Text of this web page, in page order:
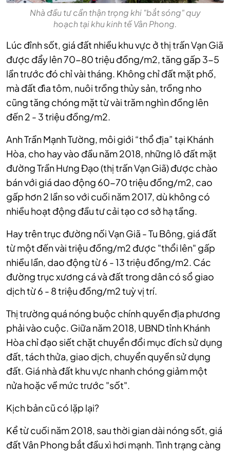
Nhà đầu tư cần thận trọng khi "bắt sóng" quy
hoạch tại khu kinh tế Vân Phong.
Lúc đỉnh sốt, giá đất nhiều khu vực ở thị trấn Vạn Giã
được đẩy lên 70-80 triệu đồng/m2, tăng gấp 3-5
lần trước đó chỉ vài tháng. Không chỉ đất mặt phố,
mà đất đìa tôm, nuôi trồng thủy sản, trồng nho
cũng tăng chóng mặt từ vài trăm nghìn đồng lên
đến 2 - 3 triệu đồng/m2.
Anh Trần Mạnh Tường, môi giới “thổ địa” tại Khánh
Hòa, cho hay vào đầu năm 2018, những lô đất mặt
đường Trần Hưng Đạo (thị trấn Vạn Giã) được chào
bán với giá dao động 60-70 triệu đồng/m2, cao
gấp hơn 2 lần so với cuối năm 2017, dù không có
nhiều hoạt động đầu tư cải tạo cơ sở hạ tầng.
Hay trên trục đường nối Vạn Giã - Tu Bông, giá đất
từ một đến vài triệu đồng/m2 được "thổi lên" gấp
nhiều lần, dao động từ 6 - 13 triệu đồng/m2. Các
đường trục xương cá và đất trong dân có sổ giao
dịch từ 6 - 8 triệu đồng/m2 tuỳ vị trí.
Thị trường quá nóng buộc chính quyền địa phương
phải vào cuộc. Giữa năm 2018, UBND tỉnh Khánh
Hòa chỉ đạo siết chặt chuyển đổi mục đích sử dụng
đất, tách thửa, giao dịch, chuyển quyền sử dụng
đất. Giá nhà đất khu vực nhanh chóng giảm một
nửa hoặc về mức trước "sốt".
Kịch bản cũ có lặp lại?
Kể từ cuối năm 2018, sau thời gian dài nóng sốt, giá
đất Vân Phong bắt đầu xì hơi mạnh. Tình trạng càng